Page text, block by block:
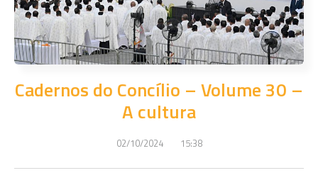
Cadernos do Concílio – Volume 30 –
A cultura
02/10/2024 15:38